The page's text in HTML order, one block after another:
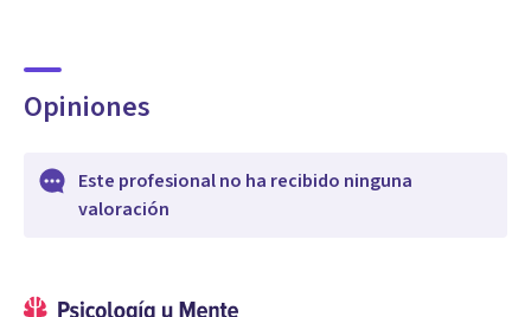
Opiniones
Este profesional no ha recibido ninguna
valoración